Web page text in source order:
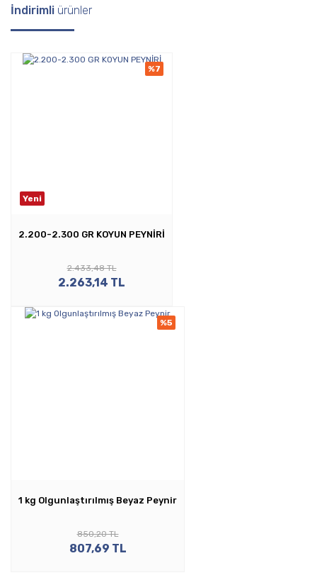
İndirimli ürünler
%7
Yeni
2.200-2.300 GR KOYUN PEYNİRİ
2.263,14 TL
2.433,48 TL
%5
1 kg Olgunlaştırılmış Beyaz Peynir
807,69 TL
850,20 TL